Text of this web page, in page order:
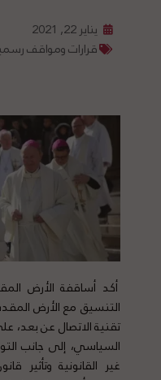
يناير 22, 2021
قرارات ومواقف
أكد أساقفة الأرض
التنسيق مع الأرض
تقنية الاتصال عن بعد،
السياسي، إلى جانب
غير القانونية وتأثير